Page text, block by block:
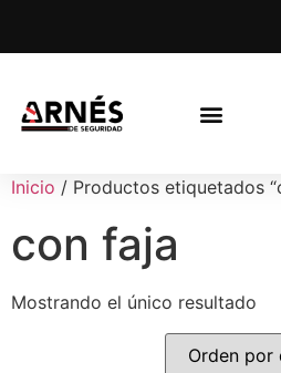
Inicio / Productos etiquetados
con faja
Mostrando el único resultado